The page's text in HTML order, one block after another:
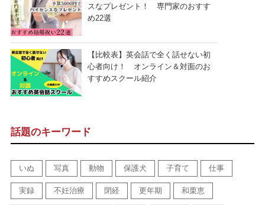
スなプレゼント！ 専門家のおすす
め22選
【比較表】英会話で全く話せない初
心者向け！ オンライン＆対面のお
すすめスクール紹介
話題のキーワード
いぬ 写真 動物 保護犬 子育て 仕事
実録 不妊治療 閉経 更年期 和栗恵